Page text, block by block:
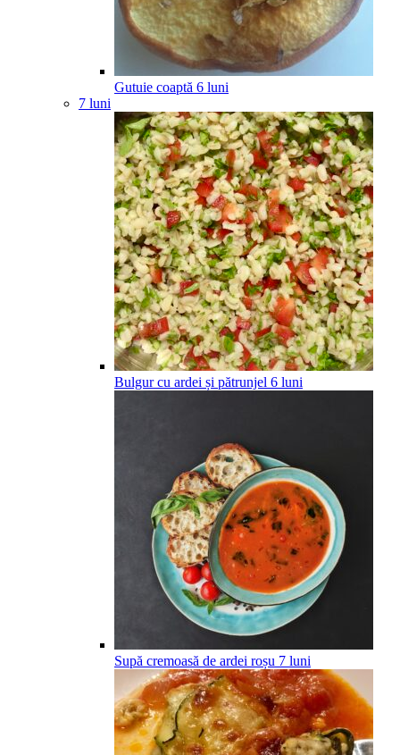
Gutuie coaptă 6 luni
7 luni
Bulgur cu ardei și pătrunjel 6 luni
Supă cremoasă de ardei roșu 7 luni